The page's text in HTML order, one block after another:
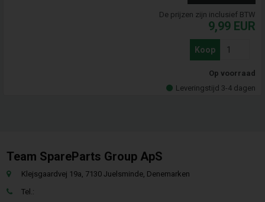
De prijzen zijn inclusief BTW
9,99 EUR
Koop
Op voorraad
Leveringstijd 3-4 dagen
Team SpareParts Group ApS
Klejsgaardvej 19a, 7130 Juelsminde, Denemarken
Tel.: